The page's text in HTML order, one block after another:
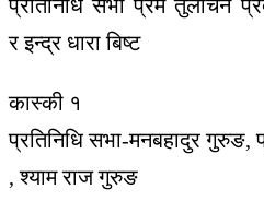
प्रतिनिधि सभा प्रेम तुलाचन
र इन्द्र धारा बिष्ट
कास्की १
प्रतिनिधि सभा-मनबहादुर
, श्याम राज गुरुङ